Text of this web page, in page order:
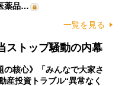
薬品…
一覧を見る
ストップ騒動の内幕
の核心》「みんなで大家さ
産投資トラブル“異常なく